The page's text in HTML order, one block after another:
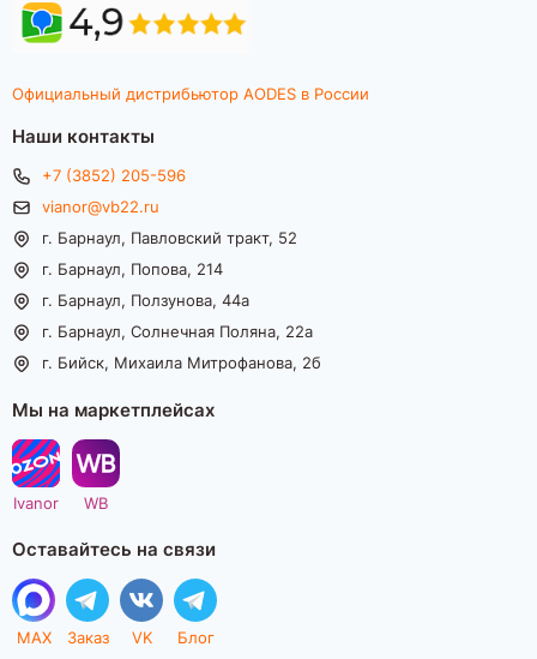
Официальный дистрибьютор AODES в России
Наши контакты
+7 (3852) 205-596
vianor@vb22.ru
г. Барнаул, Павловский тракт, 52
г. Барнаул, Попова, 214
г. Барнаул, Ползунова, 44а
г. Барнаул, Солнечная Поляна, 22а
г. Бийск, Михаила Митрофанова, 2б
Мы на маркетплейсах
Ivanor WB
Оставайтесь на связи
MAX Заказ VK Блог